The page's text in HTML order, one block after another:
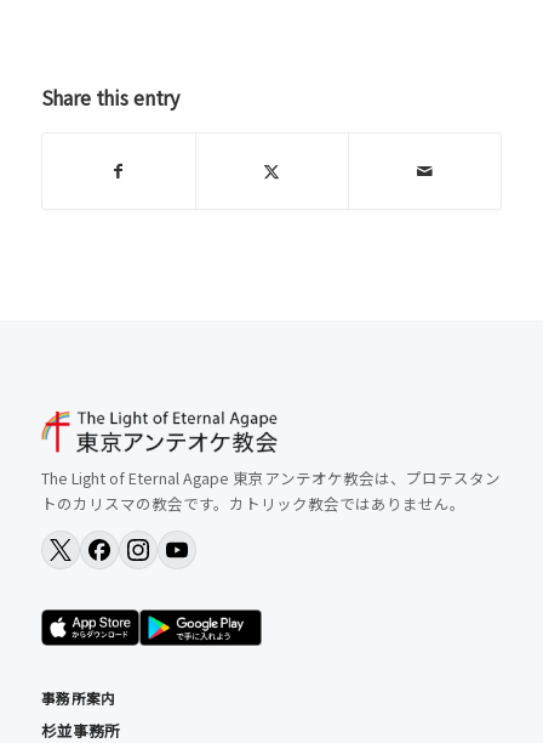
Share this entry
The Light of Eternal Agape 東京アンテオケ教会は、プロテスタン
トのカリスマの教会です。カトリック教会ではありません。
事務所案内
杉並事務所